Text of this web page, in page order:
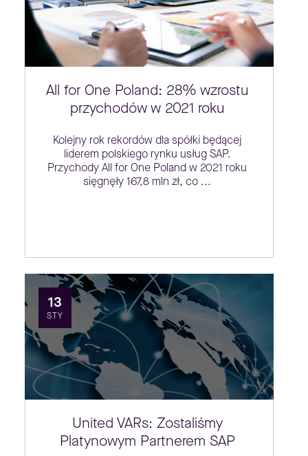
All for One Poland: 28% wzrostu
przychodów w 2021 roku
Kolejny rok rekordów dla spółki będącej
liderem polskiego rynku usług SAP.
Przychody All for One Poland w 2021 roku
sięgnęły 167,8 mln zł, co ...
13
STY
United VARs: Zostaliśmy
Platynowym Partnerem SAP